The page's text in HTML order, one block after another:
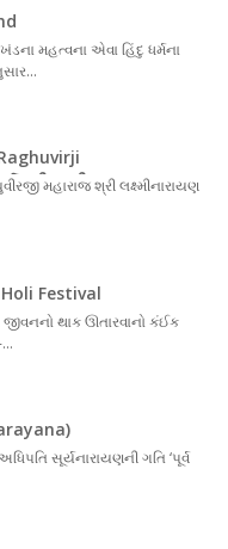
મહત્વના એવા હિંદુ ધર્મના
શ્રી રઘુવીરજી
મહારાજ શ્રી લક્ષ્મીનારાયણ
Festival
થાક ઊતારવાનો કંઈક
સૂર્યનારાયણની ગતિ ‘પૂર્વ